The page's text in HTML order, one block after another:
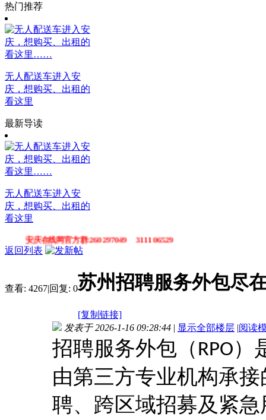
热门推荐
无人配送车进入安
庆，想购买、出租的
看这里
最新导读
无人配送车进入安
庆，想购买、出租的
看这里
安庆在线网官方群:260297049 311106529
返回列表
查看: 4267|回复: 0苏州招聘服务外包尽
[复制链接]
发表于 2026-1-16 09:28:44 | 显示全部楼层 |阅读
招聘服务外包（ RPO）
由第三方专业机构承
聘、跨区域招募及紧